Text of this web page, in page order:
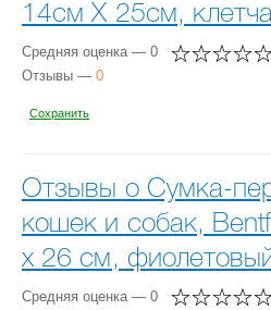
14см Х 25см,
Средняя оценка — 0
Отзывы — 0
Сохранить
Отзывы о Сумка-
кошек и собак,
х 26 см,
Средняя оценка — 0